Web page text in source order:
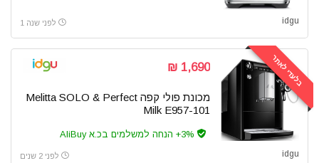
idgu לפני שנה 1
בלעדי לאתר 1,690 ₪
מכונת פולי קפה Melitta SOLO & Perfect
Milk E957-101
idgu לפני 2 שנים